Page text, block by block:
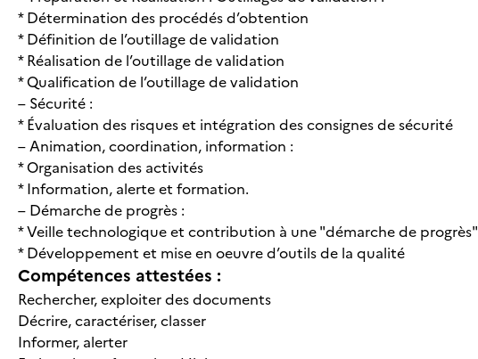
* Détermination des procédés d’obtention
* Définition de l’outillage de validation
* Réalisation de l’outillage de validation
* Qualification de l’outillage de validation
– Sécurité :
* Évaluation des risques et intégration des consignes de sécurité
– Animation, coordination, information :
* Organisation des activités
* Information, alerte et formation.
– Démarche de progrès :
* Veille technologique et contribution à une "démarche de progrès"
* Développement et mise en oeuvre d’outils de la qualité
Compétences attestées :
Rechercher, exploiter des documents
Décrire, caractériser, classer
Informer, alerter